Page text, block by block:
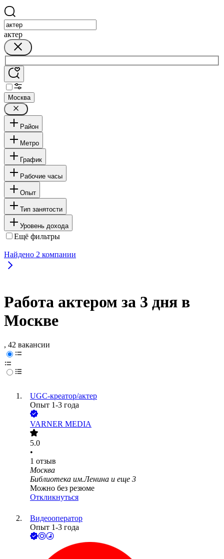
актер
Москва
Район
Метро
График
Рабочие часы
Опыт
Тип занятости
Уровень дохода
Ещё фильтры
Найдено 2 компании
Работа актером за 3 дня в
Москве
, 42 вакансии
UGC-креатор/актер
Опыт 1-3 года
VARNER MEDIA
5.0
•
1 отзыв
Москва
Библиотека им.Ленина и еще 3
Можно без резюме
Откликнуться
Видеооператор
Опыт 1-3 года